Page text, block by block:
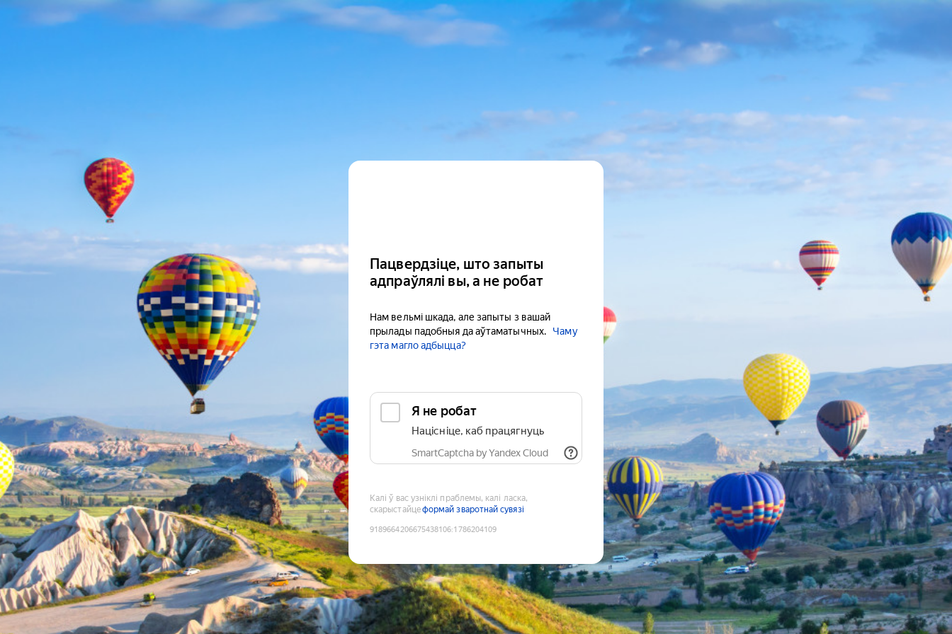
Пацвердзіце, што запыты
адпраўлялі вы, а не робат
Нам вельмі шкада, але запыты з вашай
прылады падобныя да аўтаматычных.
Чаму
гэта магло адбыцца?
Я не робат
Націсніце, каб працягнуць
SmartCaptcha by Yandex Cloud
Калі ў вас узніклі праблемы, калі ласка,
скарыстайцеформай зваротнай сувязі
9189664206675438106:1786204109